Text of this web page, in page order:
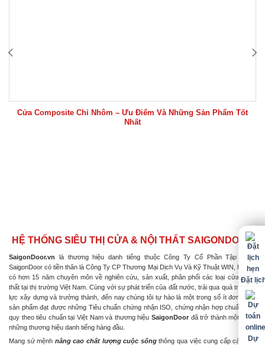
Cửa Composite Chỉ Nhôm – Ưu Điểm Và Những Sản Phẩm Tốt
Nhất
HỆ THỐNG SIÊU THỊ CỬA & NỘI THẤT SAIGONDOOR
SaigonDoor.vn là thương hiệu danh tiếng thuộc Công Ty Cổ Phần Tập Đoàn
SaigonDoor có tiền thân là Công Ty CP Thương Mại Dịch Vụ Và Kỹ Thuật WIN, Đơn vị
có hơn 15 năm chuyên môn về nghiên cứu, sản xuất, phân phối các loại cửa & nội
thất tại thị trường Việt Nam. Cùng với sự phát triển của đất nước, trải qua quá trình nỗ
lực xây dựng và trưởng thành, đến nay chúng tôi tự hào là một trong số ít đơn vị có
sản phẩm đạt được những Tiêu chuẩn chứng nhận ISO, chứng nhận hợp chuẩn hợp
quy theo tiêu chuẩn tại Việt Nam và thương hiệu SaigonDoor đã trở thành một trong
những thương hiệu danh tiếng hàng đầu.
Mang sứ mệnh nâng cao chất lượng cuộc sốngthông qua việc cung cấp các sản
Đặt
Dự